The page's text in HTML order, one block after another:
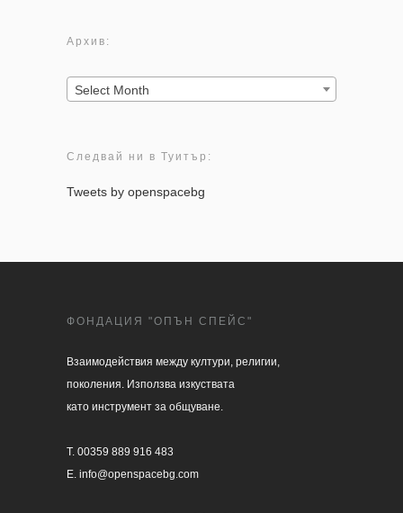
Архив:
Архив:
Select Month
Следвай ни в Туитър:
Tweets by openspacebg
ФОНДАЦИЯ "ОПЪН СПЕЙС"
Взаимодействия между култури, религии,
поколения. Използва изкуствата
като инструмент за общуване.
T. 00359 889 916 483
E. info@openspacebg.com